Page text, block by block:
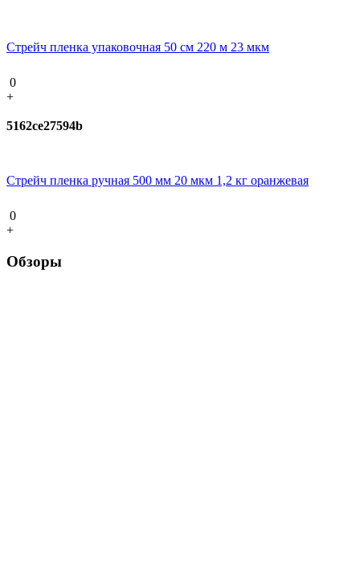
Стрейч пленка упаковочная 50 см 220 м 23 мкм
0
+
5162ce27594b
Стрейч пленка ручная 500 мм 20 мкм 1,2 кг оранжевая
0
+
Обзоры